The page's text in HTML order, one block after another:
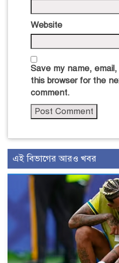
Website
Save my name,
this browser for the
comment.
এই বিভাগের আরও খবর